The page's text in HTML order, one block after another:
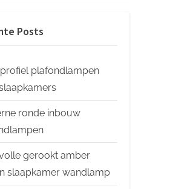
Posts
plafondlampen
ronde inbouw
gerookt amber
slaapkamer wandlamp